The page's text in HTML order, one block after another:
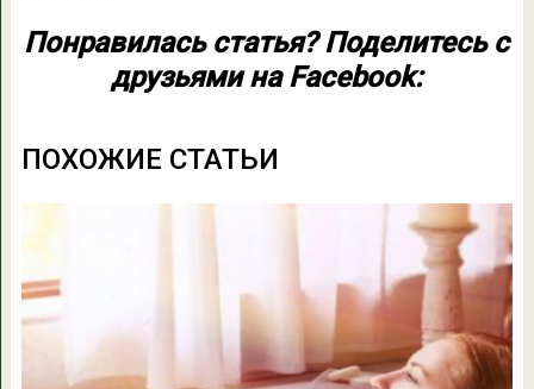
Понравилась статья? Поделитесь с
друзьями на Facebook:
ПОХОЖИЕ СТАТЬИ